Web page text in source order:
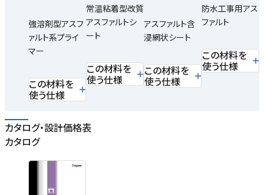
強溶剤型アスフ
ァルト系プライ
マー
この材料を
使う仕様
常温粘着型改質
アスファルトシ
ート
この材料を
使う仕様
アスファルト含
浸網状シート
この材料を
使う仕様
防水工事用アス
ファルト
この材料を
使う仕様
カタログ・設計価格表
カタログ